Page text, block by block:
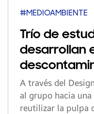
#MEDIOAMBIENTE
Trío de
desarrollan
A través del
al grupo hacia
reutilizar la pulpa